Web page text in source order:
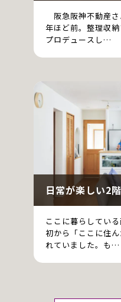
阪急阪神不動産
年ほど前。整理収
プロデュースし…
日常が楽しい2
ここに暮らしてい
初から「ここに住
れていました。も…